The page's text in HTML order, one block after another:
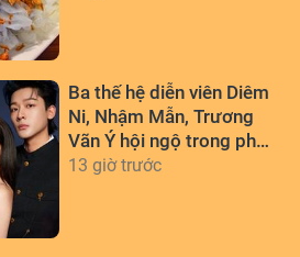
Ba thế hệ diễn viên Diêm
Ni, Nhậm Mẫn, Trương
Vãn Ý hội ngộ trong phim
mới
13 giờ trước